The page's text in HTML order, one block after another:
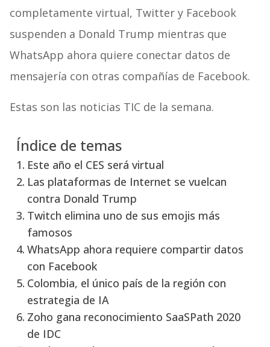
completamente virtual, Twitter y Facebook
suspenden a Donald Trump mientras que
WhatsApp ahora quiere conectar datos de
mensajería con otras compañías de Facebook.
Estas son las noticias TIC de la semana.
Índice de temas
Este año el CES será virtual
Las plataformas de Internet se vuelcan
contra Donald Trump
Twitch elimina uno de sus emojis más
famosos
WhatsApp ahora requiere compartir datos
con Facebook
Colombia, el único país de la región con
estrategia de IA
Zoho gana reconocimiento SaaSPath 2020
de IDC